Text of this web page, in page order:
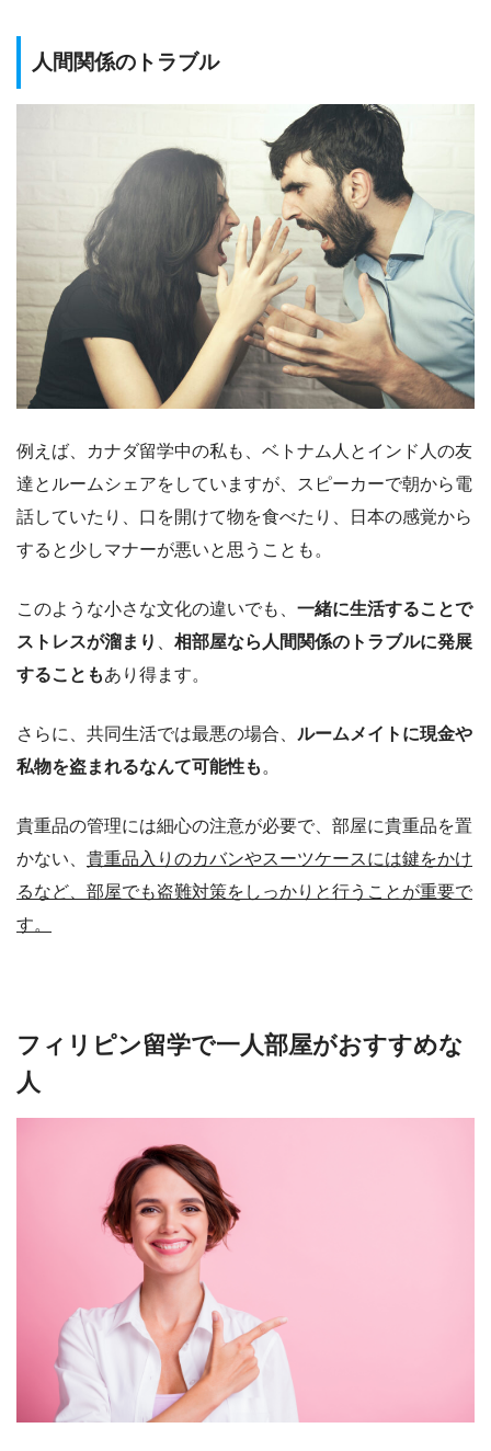
人間関係のトラブル
例えば、カナダ留学中の私も、ベトナム人とインド人の友
達とルームシェアをしていますが、スピーカーで朝から電
話していたり、口を開けて物を食べたり、日本の感覚から
すると少しマナーが悪いと思うことも。
このような小さな文化の違いでも、 一緒に生活することで
ストレスが溜まり
相部屋なら人間関係のトラブルに発展
することもあり得ます。
さらに、共同生活では最悪の場合、 ルームメイトに現金や
私物を盗まれるなんて可能性も 。
貴重品の管理には細心の注意が必要で、部屋に貴重品を置
かない、 貴重品入りのカバンやスーツケースには鍵をかけ
るなど、部屋でも盗難対策をしっかりと行うことが重要で
す。
フィリピン留学で一人部屋がおすすめな
人